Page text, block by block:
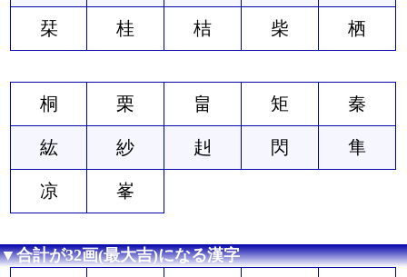
栞 桂 桔 柴 栖
桐 栗 畠 矩 秦
紘 紗 赳 閃 隼
凉 峯
▼合計が32画(最大吉)になる漢字